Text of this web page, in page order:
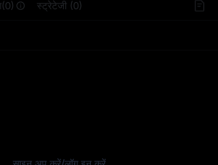
स्ट्रेटेजी (0)